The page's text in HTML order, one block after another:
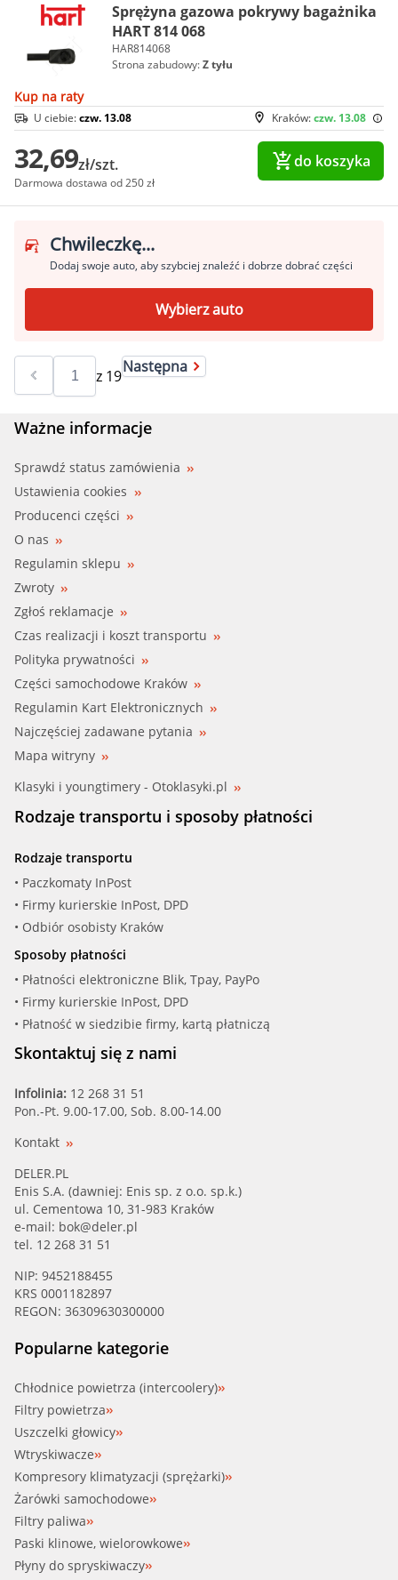
Sprężyna gazowa pokrywy bagażnika
HART 814 068
HAR814068
Strona zabudowy:Z tyłu
Kup na raty
Kraków:czw. 13.08
U ciebie:czw. 13.08
32,69zł/szt.
Darmowa dostawa od 250 zł
do koszyka
Chwileczkę...
Dodaj swoje auto, aby szybciej znaleźć i dobrze dobrać części
Wybierz auto
z 19Następna
Ważne informacje
Sprawdź status zamówienia
Ustawienia cookies
Producenci części
O nas
Regulamin sklepu
Zwroty
Zgłoś reklamacje
Czas realizacji i koszt transportu
Polityka prywatności
Części samochodowe Kraków
Regulamin Kart Elektronicznych
Najczęściej zadawane pytania
Mapa witryny
Klasyki i youngtimery - Otoklasyki.pl
Rodzaje transportu i sposoby płatności
Rodzaje transportu
• Paczkomaty InPost
• Firmy kurierskie InPost, DPD
• Odbiór osobisty Kraków
Sposoby płatności
• Płatności elektroniczne Blik, Tpay, PayPo
• Firmy kurierskie InPost, DPD
• Płatność w siedzibie firmy, kartą płatniczą
Skontaktuj się z nami
Infolinia: 12 268 31 51
Pon.-Pt. 9.00-17.00, Sob. 8.00-14.00
Kontakt
DELER.PL
Enis S.A. (dawniej: Enis sp. z o.o. sp.k.)
ul. Cementowa 10, 31-983 Kraków
e-mail: bok@deler.pl
tel. 12 268 31 51
NIP: 9452188455
KRS 0001182897
REGON: 36309630300000
Popularne kategorie
Chłodnice powietrza (intercoolery)
Filtry powietrza
Uszczelki głowicy
Wtryskiwacze
Kompresory klimatyzacji (sprężarki)
Żarówki samochodowe
Filtry paliwa
Paski klinowe, wielorowkowe
Płyny do spryskiwaczy